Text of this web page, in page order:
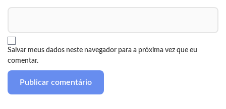
Salvar meus dados neste navegador para a próxima vez que eu
comentar.